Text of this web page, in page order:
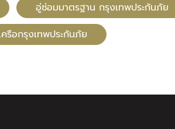
อู่ซ่อมมาตรฐาน กรุงเทพประกันภัย
ครือกรุงเทพประกันภัย